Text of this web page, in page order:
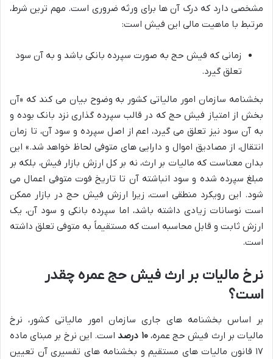
مشخصی دارد که درک آن ها برای ورثه ضروری است. مهم ترین شرط،
مرتبط با ماهیت مالی این فیش است:
زمانی که فیش حج به صورت سپرده بانکی باشد و به آن سود
تعلق گیرد.
بخشنامه سازمان امور مالیاتی کشور به وضوح بیان می کند که «آن
بخش از امتیاز فیش حج که در قالب سپرده گذاری نزد بانک بوده و
به آن سود نیز تعلق می گیرد، اعم از اصل سپرده و سود آن، تا زمان
انتقال، از مصادیق اموال و دارایی های متوفی لحاظ خواهد شد.» این
بدان معناست که مالیات بر ارث، نه بر کل ارزش بازار فیش، بلکه بر
مبلغ سپرده شده و سود انباشته آن تا تاریخ فوت متوفی اعمال می
شود. این رویکرد منطقی است، زیرا ارزش فیش حج در بازار ممکن
است نوسانات زیادی داشته باشد، اما سپرده بانکی و سود آن، یک
ارزش ثابت و قابل محاسبه است که مستقیماً به متوفی تعلق داشته
است.
نرخ مالیات بر ارث فیش حج عمره چقدر
است؟
بر اساس بخشنامه های جاری سازمان امور مالیاتی کشور، نرخ
مالیات بر ارث فیش حج عمره،۱۰ درصد
است. این نرخ بر مبنای ماده
۱۷ قانون مالیات های مستقیم و بخشنامه های تفسیری آن تعیین